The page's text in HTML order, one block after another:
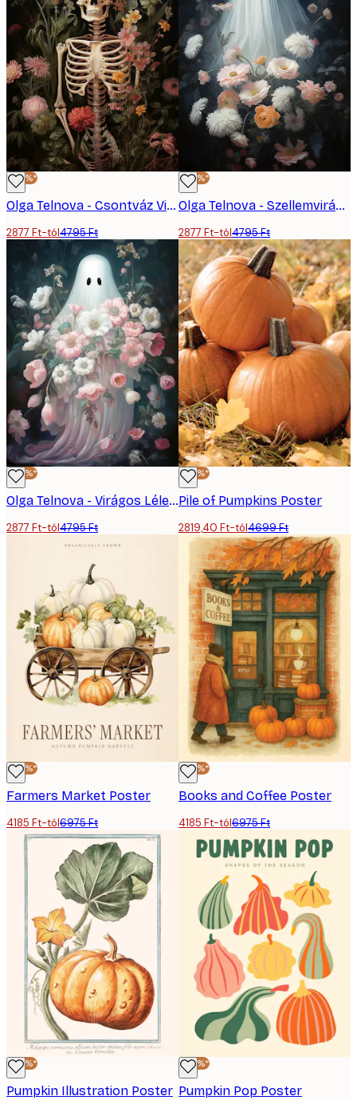
-40%*
Olga Telnova - Csontváz Virágok Poszter
2877 Ft-tól4795 Ft
-40%*
Olga Telnova - Szellemvirágok Poszter
2877 Ft-tól4795 Ft
-40%*
Olga Telnova - Virágos Lélek Poszter
2877 Ft-tól4795 Ft
-40%*
Pile of Pumpkins Poster
2819,40 Ft-tól4699 Ft
-40%*
Farmers Market Poster
4185 Ft-tól6975 Ft
-40%*
Books and Coffee Poster
4185 Ft-tól6975 Ft
-40%*
Pumpkin Illustration Poster
-40%*
Pumpkin Pop Poster